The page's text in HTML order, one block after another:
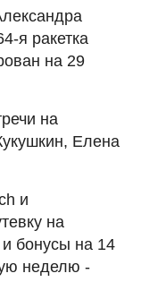
я ракетка
на 29
на
Елена
и
на
бонусы на 14
неделю -